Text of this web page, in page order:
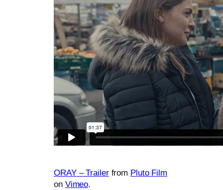
ORAY– Trailerfrom Pluto Film
on Vimeo.